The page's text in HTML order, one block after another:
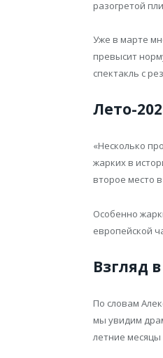
разогретой
Уже в марте
превысит
спектакль с
Лето-
«Несколько
жарких в
второе место
Особенно
европейской
Взгляд
По словам
мы увидим
летние